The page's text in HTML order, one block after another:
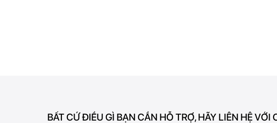
BẤT CỨ ĐIỀU GÌ BẠN CẦN HỖ TRỢ, HÃY LIÊN HỆ VỚI